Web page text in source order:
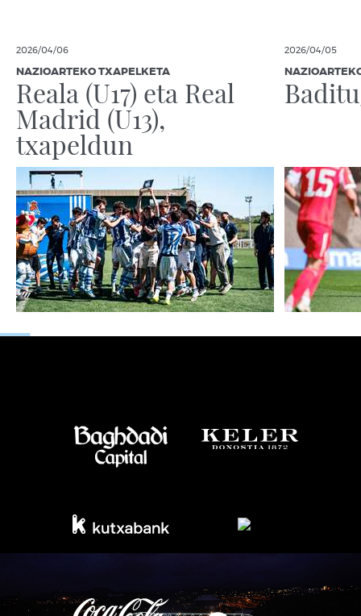
2026/04/06
NAZIOARTEKO TXAPELKETA
Reala (U17) eta Real
Madrid (U13),
txapeldun
2026/04/05